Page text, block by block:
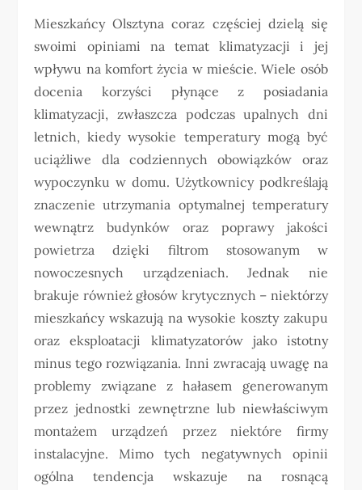
Mieszkańcy Olsztyna coraz częściej dzielą się
swoimi opiniami na temat klimatyzacji i jej
wpływu na komfort życia w mieście. Wiele osób
docenia korzyści płynące z posiadania
klimatyzacji, zwłaszcza podczas upalnych dni
letnich, kiedy wysokie temperatury mogą być
uciążliwe dla codziennych obowiązków oraz
wypoczynku w domu. Użytkownicy podkreślają
znaczenie utrzymania optymalnej temperatury
wewnątrz budynków oraz poprawy jakości
powietrza dzięki filtrom stosowanym w
nowoczesnych urządzeniach. Jednak nie
brakuje również głosów krytycznych – niektórzy
mieszkańcy wskazują na wysokie koszty zakupu
oraz eksploatacji klimatyzatorów jako istotny
minus tego rozwiązania. Inni zwracają uwagę na
problemy związane z hałasem generowanym
przez jednostki zewnętrzne lub niewłaściwym
montażem urządzeń przez niektóre firmy
instalacyjne. Mimo tych negatywnych opinii
ogólna tendencja wskazuje na rosnącą